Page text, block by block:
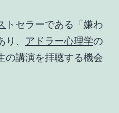
トセラーである「嫌わ
、 アドラー心理学の
の講演を拝聴する機会